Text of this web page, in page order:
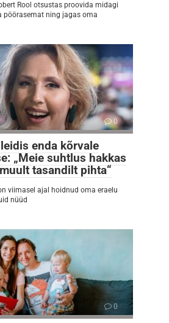
Rool otsustas proovida midagi
pöörasemat ning jagas oma
0
enda kõrvale
„Meie suhtlus hakkas
tasandilt pihta“
viimasel ajal hoidnud oma eraelu
nüüd
0